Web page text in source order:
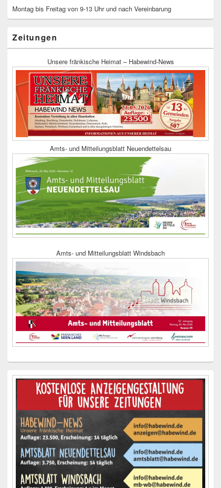
Montag bis Freitag von 9-13 Uhr und nach Vereinbarung
Zeitungen
Unsere fränkische Heimat – Habewind-News
Amts- und Mitteilungsblatt Neuendettelsau
Amts- und Mitteilungsblatt Windsbach